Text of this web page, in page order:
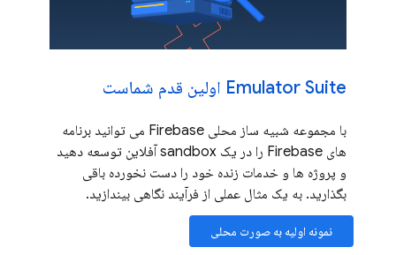
Emulator Suite اولین قدم شماست
با مجموعه شبیه ساز محلی Firebase می توانید برنامه
های Firebase را در یک sandbox آفلاین توسعه دهید
و پروژه ها و خدمات زنده خود را دست نخورده باقی
بگذارید. به یک مثال عملی از فرآیند نگاهی بیندازید.
نمونه اولیه به صورت محلی